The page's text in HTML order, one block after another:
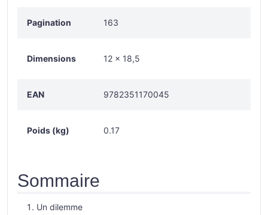
Pagination 163
Dimensions 12 × 18,5
EAN 9782351170045
Poids (kg) 0.17
Sommaire
Un dilemme